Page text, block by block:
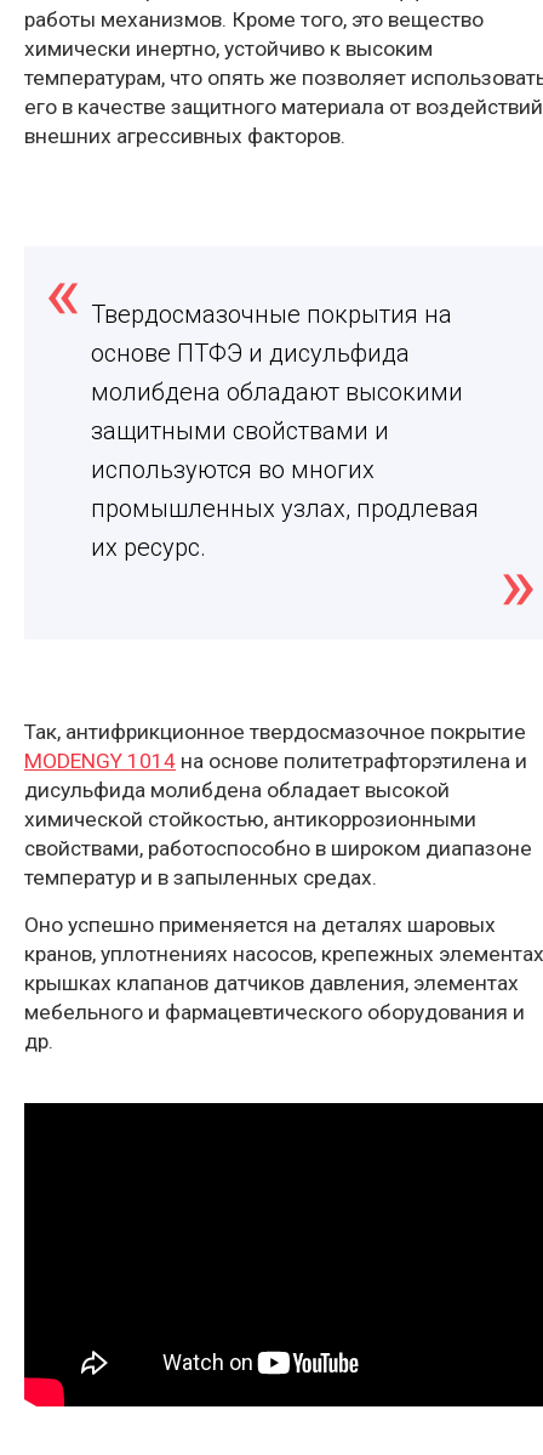
работы механизмов. Кроме того, это вещество
химически инертно, устойчиво к высоким
температурам, что опять же позволяет
его в качестве защитного материала от воздействий
внешних агрессивных факторов.
Твердосмазочные покрытия на
основе ПТФЭ и дисульфида
молибдена обладают высокими
защитными свойствами и
используются во многих
промышленных узлах, продлевая
их ресурс.
Так, антифрикционное твердосмазочное покрытие
MODENGY 1014 на основе политетрафторэтилена и
дисульфида молибдена обладает высокой
химической стойкостью, антикоррозионными
свойствами, работоспособно в широком диапазоне
температур и в запыленных средах.
Оно успешно применяется на деталях шаровых
кранов, уплотнениях насосов, крепежных
крышках клапанов датчиков давления, элементах
мебельного и фармацевтического оборудования и
др.